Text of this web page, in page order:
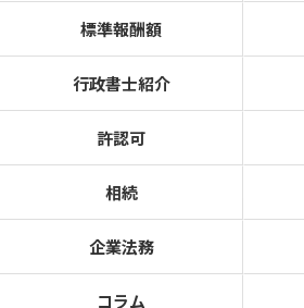
標準報酬額
行政書士紹介
許認可
相続
企業法務
コラム